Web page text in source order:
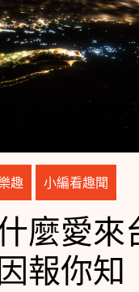
趣 小編看趣聞
麼愛來
報你知